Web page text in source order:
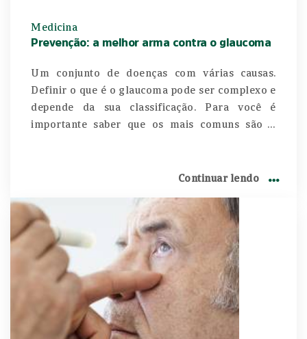
Medicina
Prevenção: a melhor arma contra o glaucoma
Um conjunto de doenças com várias causas.
Definir o que é o glaucoma pode ser complexo e
depende da sua classificação. Para você é
importante saber que os mais comuns são o
mais raridade, o glaucoma pigmentar e o
Guilherme Guedes explica essas diferenças e
ressalta que os exames de rotina são a melhor
forma de constatar a doença e evitar sua
progressão.
Continuar lendo